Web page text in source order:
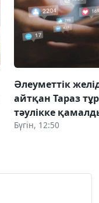
Әлеуметтік
айтқан Тараз
тәулікке
Бүгін, 12:50